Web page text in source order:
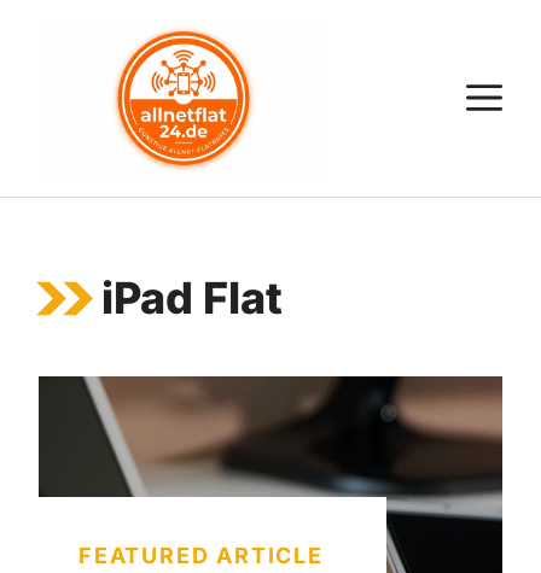
iPad Flat
FEATURED ARTICLE